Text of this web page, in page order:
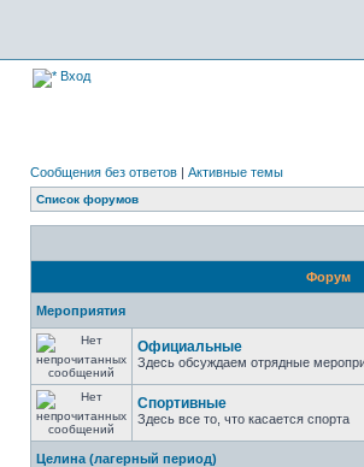
Вход
Сообщения без ответов | Активные темы
Список форумов
Форум
Мероприятия
Официальные
Здесь обсуждаем отрядные
Спортивные
Здесь все то, что касается спорта
Целина (лагерный период)